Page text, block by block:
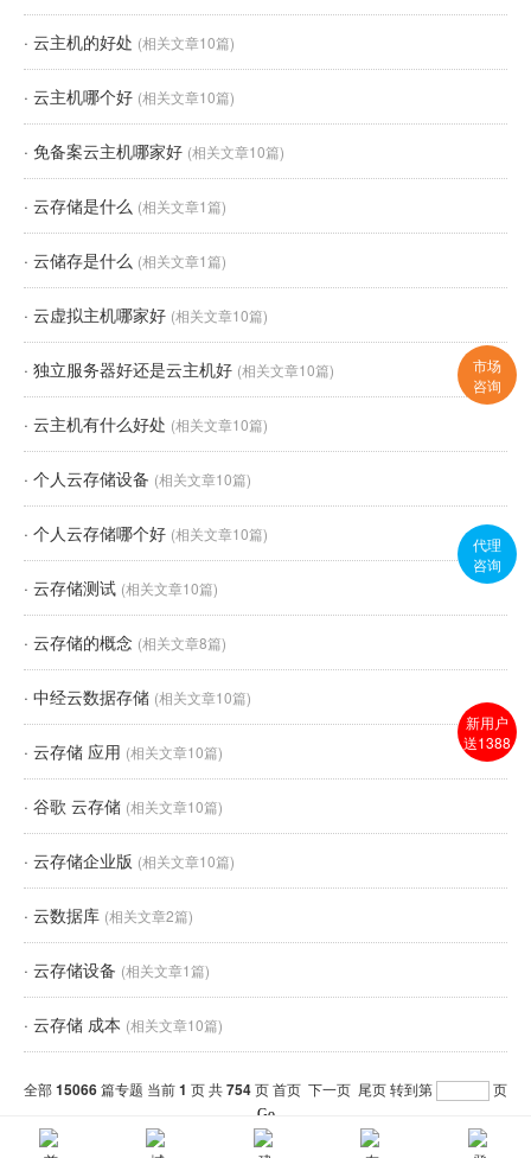
· 云主机的好处 (相关文章10篇)
· 云主机哪个好 (相关文章10篇)
· 免备案云主机哪家好 (相关文章10篇)
· 云存储是什么 (相关文章1篇)
· 云储存是什么 (相关文章1篇)
· 云虚拟主机哪家好 (相关文章10篇)
· 独立服务器好还是云主机好 (相关文章10篇)
· 云主机有什么好处 (相关文章10篇)
· 个人云存储设备 (相关文章10篇)
· 个人云存储哪个好 (相关文章10篇)
· 云存储测试 (相关文章10篇)
· 云存储的概念 (相关文章8篇)
· 中经云数据存储 (相关文章10篇)
· 云存储 应用 (相关文章10篇)
· 谷歌 云存储 (相关文章10篇)
· 云存储企业版 (相关文章10篇)
· 云数据库 (相关文章2篇)
· 云存储设备 (相关文章1篇)
· 云存储 成本 (相关文章10篇)
全部15066篇专题 当前1 页 共754页首页 下一页 尾页转到第 页
56
市场
咨询
代理
咨询
新用户
送1388